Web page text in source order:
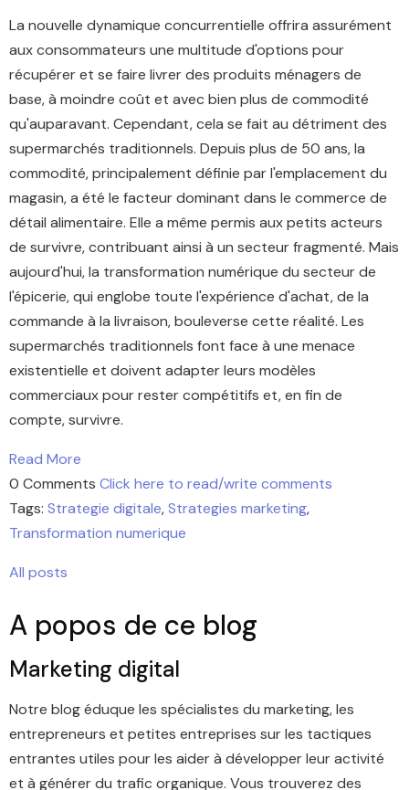
La nouvelle dynamique concurrentielle offrira assurément
aux consommateurs une multitude d'options pour
récupérer et se faire livrer des produits ménagers de
base, à moindre coût et avec bien plus de commodité
qu'auparavant. Cependant, cela se fait au détriment des
supermarchés traditionnels. Depuis plus de 50 ans, la
commodité, principalement définie par l'emplacement du
magasin, a été le facteur dominant dans le commerce de
détail alimentaire. Elle a même permis aux petits acteurs
de survivre, contribuant ainsi à un secteur fragmenté. Mais
aujourd'hui, la transformation numérique du secteur de
l'épicerie, qui englobe toute l'expérience d'achat, de la
commande à la livraison, bouleverse cette réalité. Les
supermarchés traditionnels font face à une menace
existentielle et doivent adapter leurs modèles
commerciaux pour rester compétitifs et, en fin de
compte, survivre.
Read More
0 Comments Click here to read/write comments
Tags: Strategie digitale,Strategies marketing,
Transformation numerique
All posts
A popos de ce blog
Marketing digital
Notre blog éduque les spécialistes du marketing, les
entrepreneurs et petites entreprises sur les tactiques
entrantes utiles pour les aider à développer leur activité
et à générer du trafic organique. Vous trouverez des